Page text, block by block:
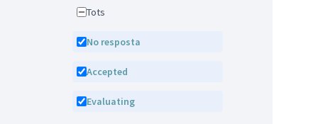
Tots
No resposta
Accepted
Evaluating